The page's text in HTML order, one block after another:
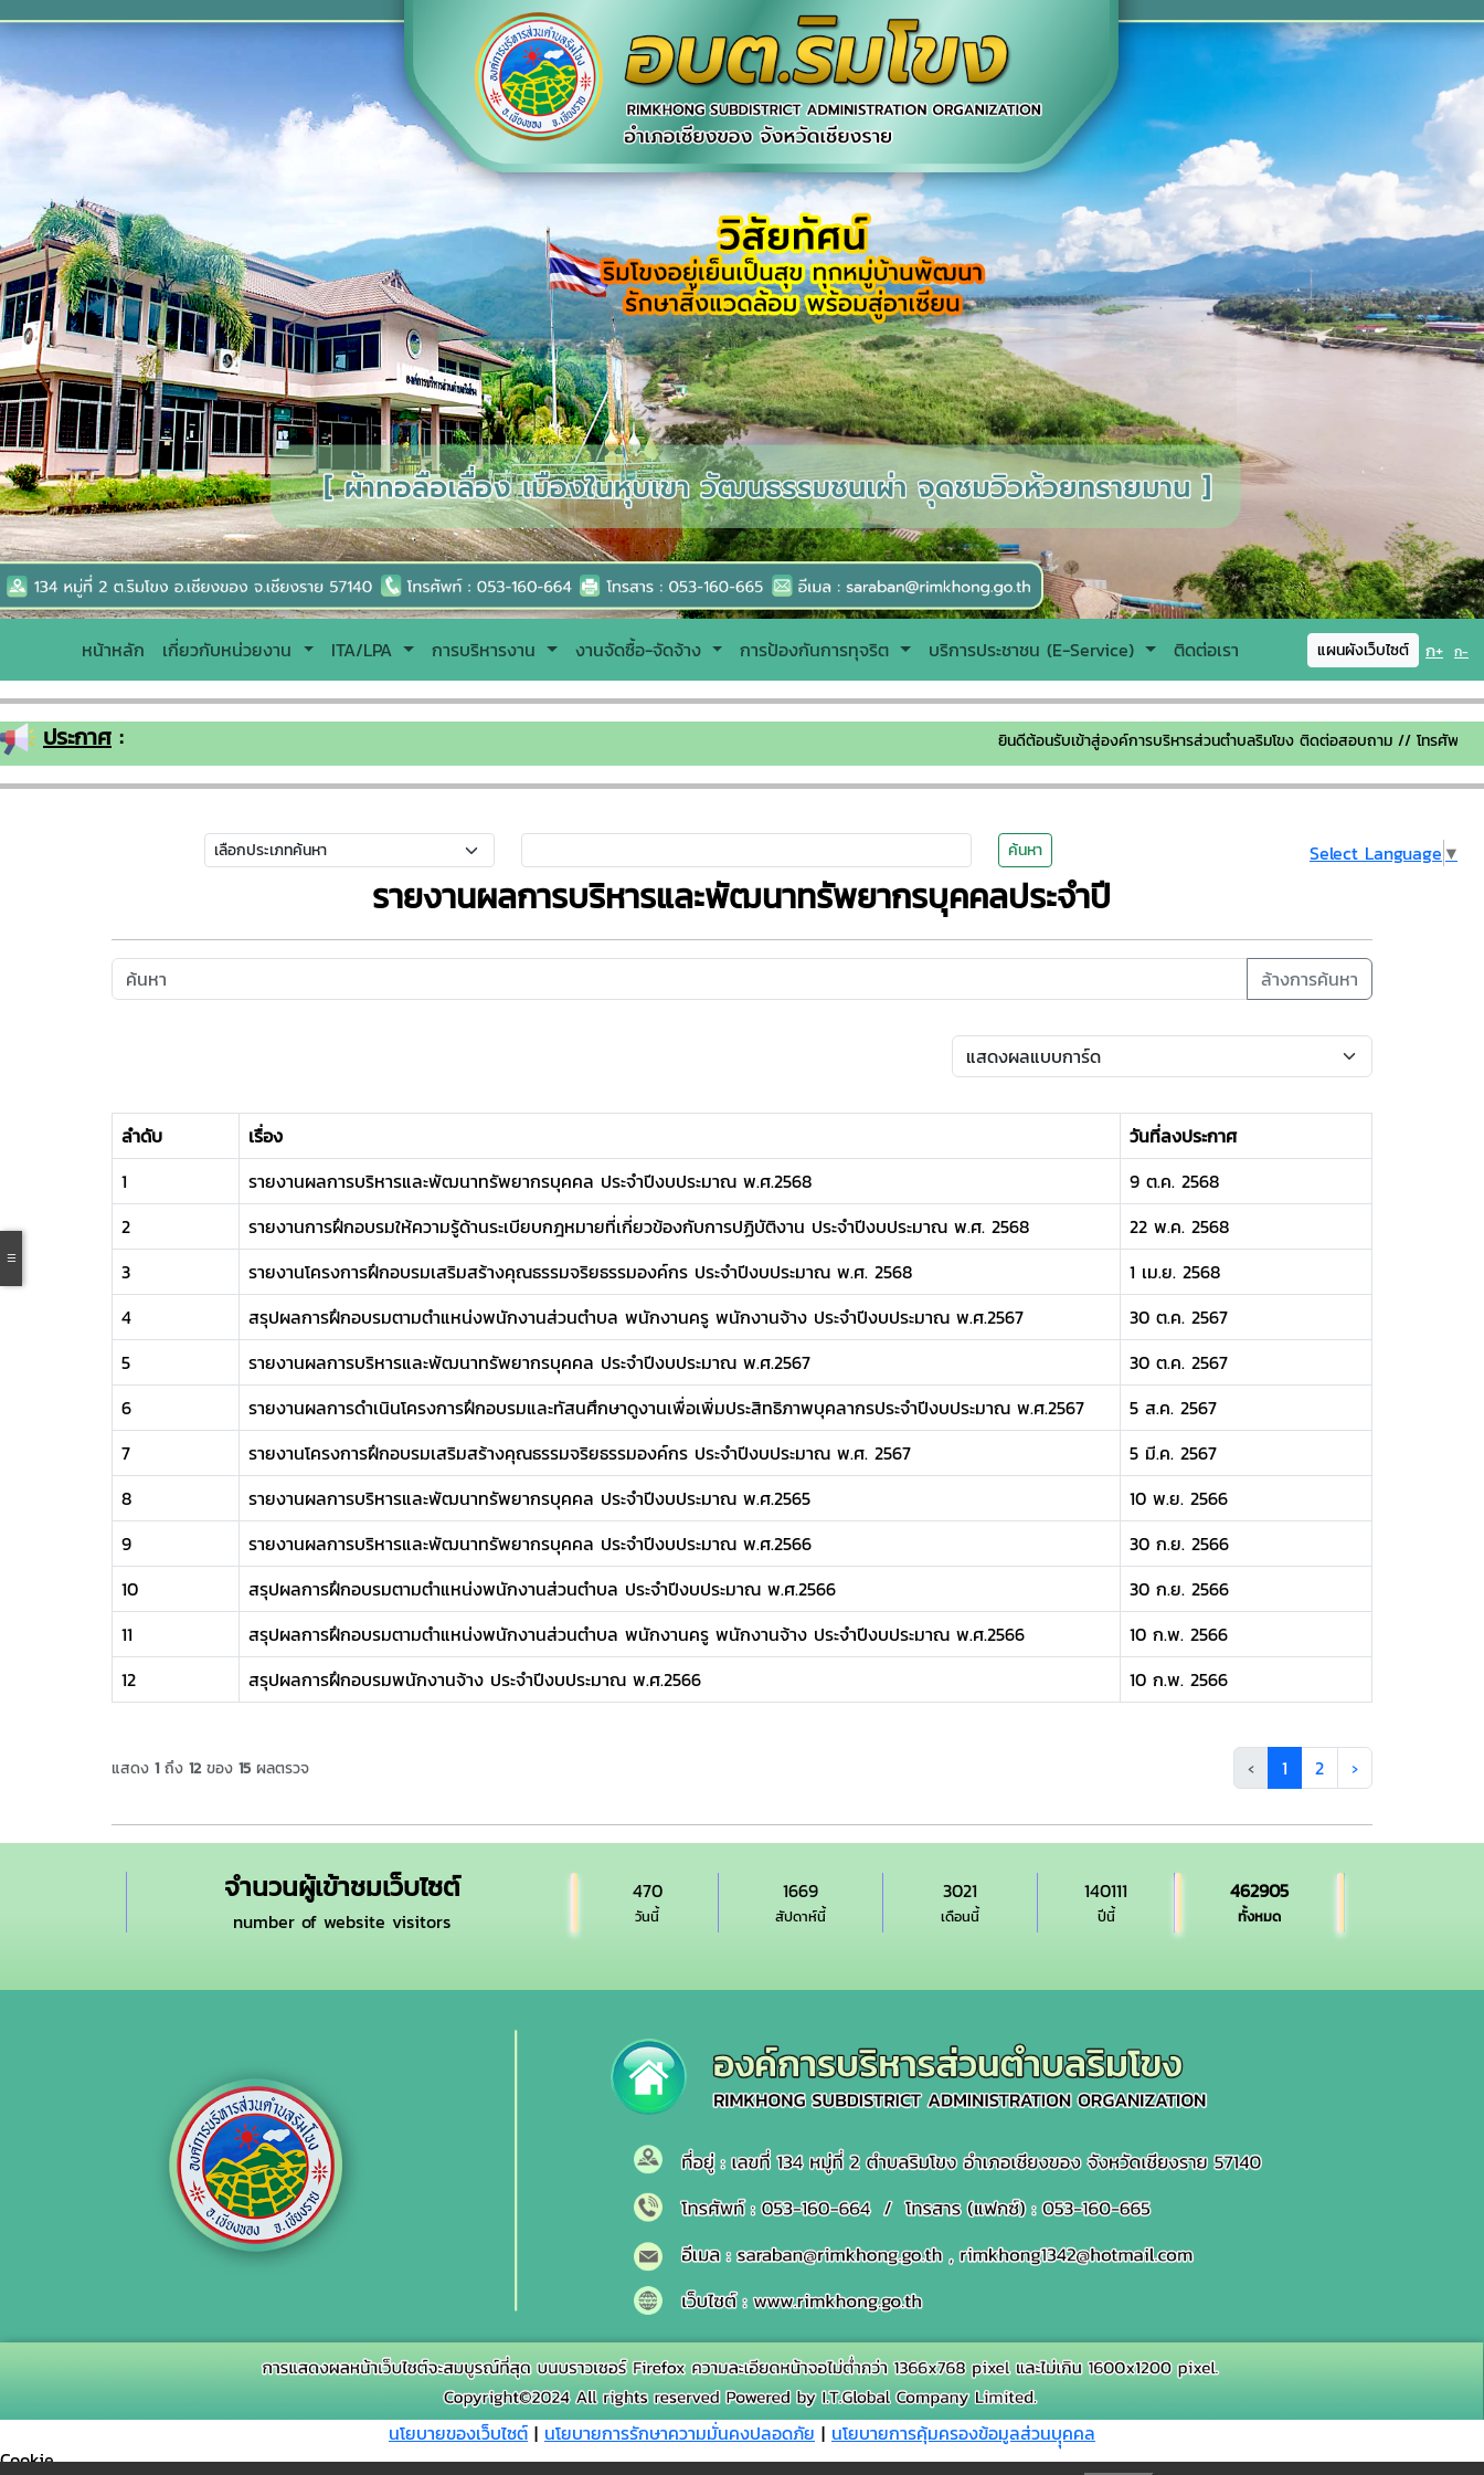
หน้าหลัก เกี่ยวกับหน่วยงาน ITA/LPA การบริหารงาน งานจัดซื้อ-จัดจ้าง การป้องกันการทุจริต บริการประชาชน (E-Service) ติดต่อเรา แผนผังเว็บไซต์ ก+ ก-
ประกาศ : ยินดีต้อนรับเข้าสู่องค์การบริหารส่วนตำบลริมโขง ติดต่อสอบถาม // โทรศัพท์ 053-
ค้นหา Select Language ▼
รายงานผลการบริหารและพัฒนาทรัพยากรบุคคลประจำปี
ล้างการค้นหา
ลำดับ เรื่อง
วันที่ลงประกาศ
1
รายงานผลการบริหารและพัฒนาทรัพยากรบุคคล ประจำปีงบประมาณ พ.ศ.2568
9 ต.ค. 2568
2
รายงานการฝึกอบรมให้ความรู้ด้านระเบียบกฎหมายที่เกี่ยวข้องกับการปฏิบัติงาน ประจำปีงบประมาณ พ.ศ. 2568
22 พ.ค. 2568
3
รายงานโครงการฝึกอบรมเสริมสร้างคุณธรรมจริยธรรมองค์กร ประจำปีงบประมาณ พ.ศ. 2568
1 เม.ย. 2568
4
สรุปผลการฝึกอบรมตามตำแหน่งพนักงานส่วนตำบล พนักงานครู พนักงานจ้าง ประจำปีงบประมาณ พ.ศ.2567
30 ต.ค. 2567
5
รายงานผลการบริหารและพัฒนาทรัพยากรบุคคล ประจำปีงบประมาณ พ.ศ.2567
30 ต.ค. 2567
6
รายงานผลการดำเนินโครงการฝึกอบรมและทัสนศึกษาดูงานเพื่อเพิ่มประสิทธิภาพบุคลากรประจำปีงบประมาณ พ.ศ.2567
5 ส.ค. 2567
7
รายงานโครงการฝึกอบรมเสริมสร้างคุณธรรมจริยธรรมองค์กร ประจำปีงบประมาณ พ.ศ. 2567
5 มี.ค. 2567
8
รายงานผลการบริหารและพัฒนาทรัพยากรบุคคล ประจำปีงบประมาณ พ.ศ.2565
10 พ.ย. 2566
9
รายงานผลการบริหารและพัฒนาทรัพยากรบุคคล ประจำปีงบประมาณ พ.ศ.2566
30 ก.ย. 2566
10
สรุปผลการฝึกอบรมตามตำแหน่งพนักงานส่วนตำบล ประจำปีงบประมาณ พ.ศ.2566
30 ก.ย. 2566
11
สรุปผลการฝึกอบรมตามตำแหน่งพนักงานส่วนตำบล พนักงานครู พนักงานจ้าง ประจำปีงบประมาณ พ.ศ.2566
10 ก.พ. 2566
12
สรุปผลการฝึกอบรมพนักงานจ้าง ประจำปีงบประมาณ พ.ศ.2566 10 ก.พ. 2566
แสดง 1ถึง 12ของ 15ผลตรวจ ‹ 1 2 ›
จำนวนผู้เข้าชมเว็บไซต์
number of website visitors วันนี้
470
สัปดาห์นี้
1669
เดือนนี้
3021
ปีนี้
140111
ทั้งหมด
462905
นโยบายของเว็บไซต์ | นโยบายการรักษาความมั่นคงปลอดภัย | นโยบายการคุ้มครองข้อมูลส่วนบุุคคล
Cookie